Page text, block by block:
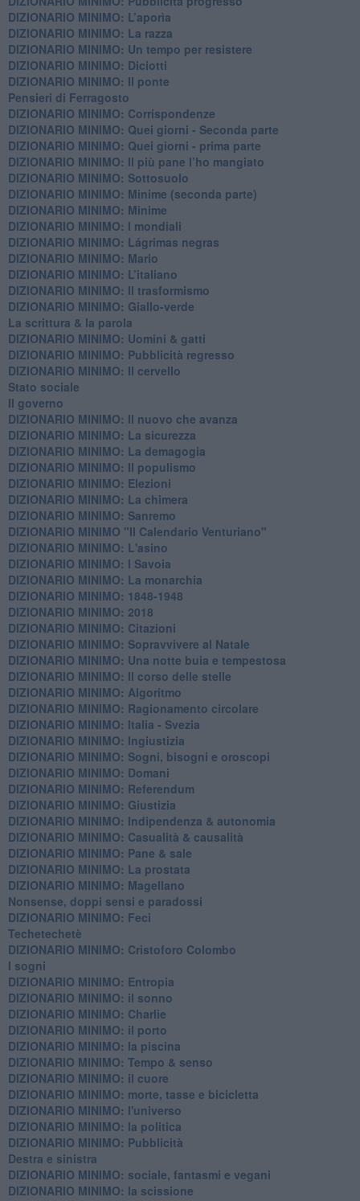
DIZIONARIO MINIMO: L’aporìa
DIZIONARIO MINIMO: La razza
DIZIONARIO MINIMO: Un tempo per resistere
DIZIONARIO MINIMO: Diciotti
DIZIONARIO MINIMO: Il ponte
Pensieri di Ferragosto
DIZIONARIO MINIMO: Corrispondenze
DIZIONARIO MINIMO: Quei giorni - Seconda parte
DIZIONARIO MINIMO: Quei giorni - prima parte
DIZIONARIO MINIMO: Il più pane l’ho mangiato
DIZIONARIO MINIMO: Sottosuolo
DIZIONARIO MINIMO: Minime (seconda parte)
DIZIONARIO MINIMO: Minime
DIZIONARIO MINIMO: ​I mondiali
DIZIONARIO MINIMO: ​Lágrimas negras
DIZIONARIO MINIMO: Mario
DIZIONARIO MINIMO: L’italiano
DIZIONARIO MINIMO: Il trasformismo
DIZIONARIO MINIMO: Giallo-verde
La scrittura & la parola
​DIZIONARIO MINIMO: Uomini & gatti
DIZIONARIO MINIMO: ​Pubblicità regresso
DIZIONARIO MINIMO: Il cervello
Stato sociale
Il governo
DIZIONARIO MINIMO: Il nuovo che avanza
DIZIONARIO MINIMO: La sicurezza
DIZIONARIO MINIMO: La demagogia
DIZIONARIO MINIMO: Il populismo
DIZIONARIO MINIMO: Elezioni
DIZIONARIO MINIMO: La chimera
DIZIONARIO MINIMO: Sanremo
DIZIONARIO MINIMO "Il Calendario Venturiano"
DIZIONARIO MINIMO: L'asino
DIZIONARIO MINIMO: I Savoia
DIZIONARIO MINIMO: La monarchia
DIZIONARIO MINIMO: 1848-1948
DIZIONARIO MINIMO: 2018
DIZIONARIO MINIMO: Citazioni
DIZIONARIO MINIMO: ​Sopravvivere al Natale
DIZIONARIO MINIMO: ​Una notte buia e tempestosa
DIZIONARIO MINIMO: Il corso delle stelle
DIZIONARIO MINIMO: Algoritmo
DIZIONARIO MINIMO: Ragionamento circolare
DIZIONARIO MINIMO: Italia - Svezia
DIZIONARIO MINIMO: ​Ingiustizia
DIZIONARIO MINIMO: ​Sogni, bisogni e oroscopi
DIZIONARIO MINIMO: Domani
DIZIONARIO MINIMO: Referendum
DIZIONARIO MINIMO: Giustizia
DIZIONARIO MINIMO: ​Indipendenza & autonomia
DIZIONARIO MINIMO: ​Casualità & causalità
​DIZIONARIO MINIMO: Pane & sale
DIZIONARIO MINIMO: La prostata
​DIZIONARIO MINIMO: Magellano
Nonsense, doppi sensi e paradossi
DIZIONARIO MINIMO: Feci
Techetechetè
DIZIONARIO MINIMO: Cristoforo Colombo
I sogni
DIZIONARIO MINIMO: Entropia
DIZIONARIO MINIMO: il sonno
DIZIONARIO MINIMO: Charlie
DIZIONARIO MINIMO: il porto
DIZIONARIO MINIMO: la piscina
DIZIONARIO MINIMO: Tempo & senso
DIZIONARIO MINIMO: il cuore
DIZIONARIO MINIMO: morte, tasse e bicicletta
DIZIONARIO MINIMO: l'universo
DIZIONARIO MINIMO: la politica
DIZIONARIO MINIMO: Pubblicità
Destra e sinistra
DIZIONARIO MINIMO: sociale, fantasmi e vegani
DIZIONARIO MINIMO: la scissione